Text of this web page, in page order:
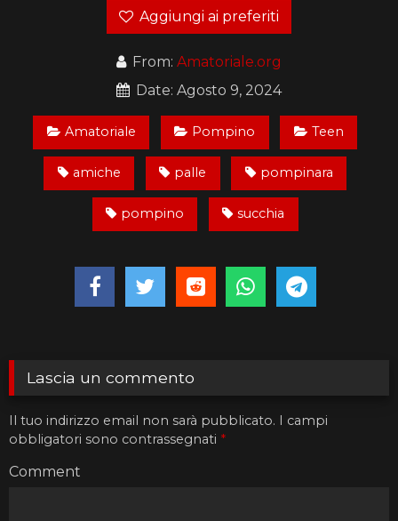
Aggiungi ai preferiti
From: Amatoriale.org
Date: Agosto 9, 2024
Amatoriale Pompino Teen
amiche palle pompinara
pompino succhia
Lascia un commento
Il tuo indirizzo email non sarà pubblicato. I campi
obbligatori sono contrassegnati *
Comment